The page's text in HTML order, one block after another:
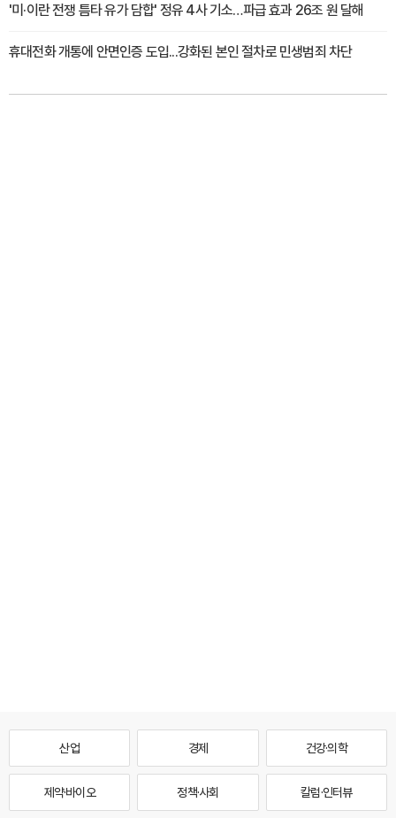
'미·이란 전쟁 틈타 유가 담합' 정유 4사 기소…파급 효과 26조 원 달해
휴대전화 개통에 안면인증 도입...강화된 본인 절차로 민생범죄 차단
산업 경제 건강·의학
제약·바이오 정책·사회 칼럼·인터뷰